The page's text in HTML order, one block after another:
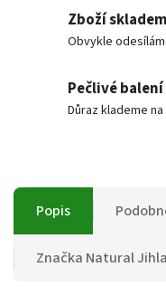
Zboží skladem
Obvykle
Pečlivé balení
Důraz klademe
Popis
Značka Natural